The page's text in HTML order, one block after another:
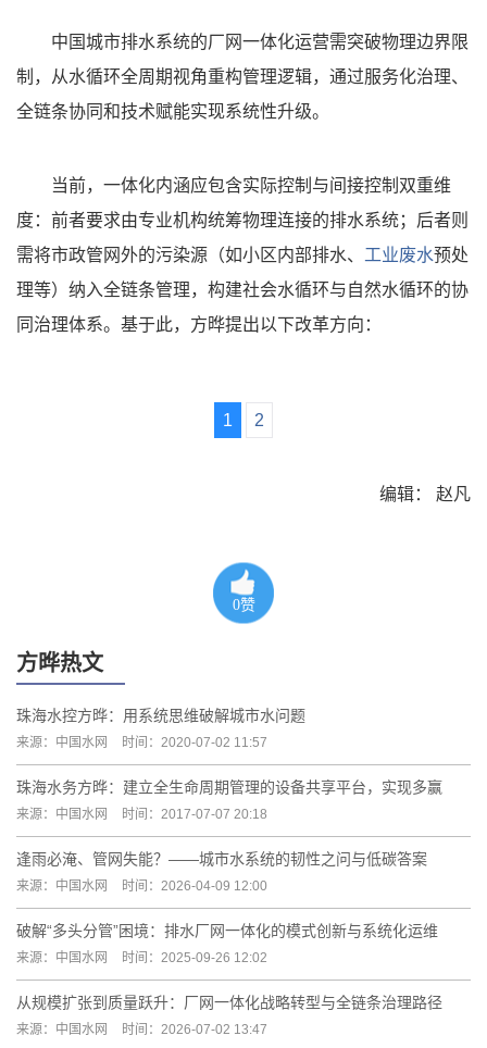
中国城市排水系统的厂网一体化运营需突破物理边界限
制，从水循环全周期视角重构管理逻辑，通过服务化治理、
全链条协同和技术赋能实现系统性升级。
当前，一体化内涵应包含实际控制与间接控制双重维
度：前者要求由专业机构统筹物理连接的排水系统；后者则
需将市政管网外的污染源（如小区内部排水、 工业废水预处
理等）纳入全链条管理，构建社会水循环与自然水循环的协
同治理体系。基于此，方晔提出以下改革方向：
1 2
编辑： 赵凡
0赞
方晔热文
珠海水控方晔：用系统思维破解城市水问题
来源：中国水网 时间：2020-07-02 11:57
珠海水务方晔：建立全生命周期管理的设备共享平台，实现多赢
来源：中国水网 时间：2017-07-07 20:18
逢雨必淹、管网失能？——城市水系统的韧性之问与低碳答案
来源：中国水网 时间：2026-04-09 12:00
破解“多头分管”困境：排水厂网一体化的模式创新与系统化运维
来源：中国水网 时间：2025-09-26 12:02
从规模扩张到质量跃升：厂网一体化战略转型与全链条治理路径
来源：中国水网 时间：2026-07-02 13:47